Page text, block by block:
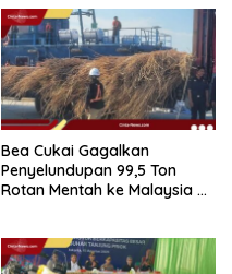
Bea Cukai Gagalkan
Penyelundupan 99,5 Ton
Rotan Mentah ke Malaysia di